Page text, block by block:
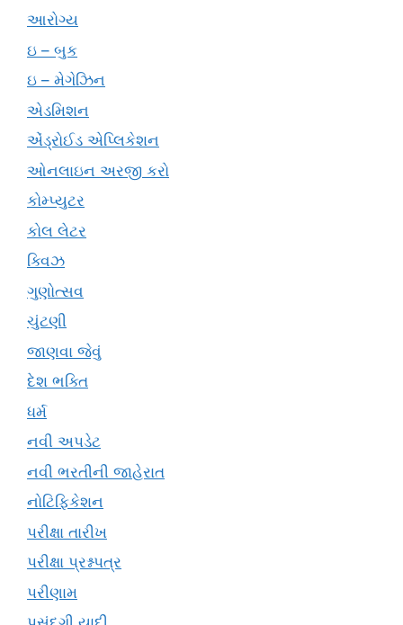
આરોગ્ય
ઇ – બુક
ઇ – મેગેઝિન
એડમિશન
એંડ્રોઈડ એપ્લિકેશન
ઓનલાઇન અરજી કરો
કોમ્પ્યુટર
કોલ લેટર
ક્વિઝ
ગુણોત્સવ
ચુંટણી
જાણવા જેવું
દેશ ભક્તિ
ધર્મ
નવી અપડેટ
નવી ભરતીની જાહેરાત
નોટિફિકેશન
પરીક્ષા તારીખ
પરીક્ષા પ્રશ્નપત્ર
પરીણામ